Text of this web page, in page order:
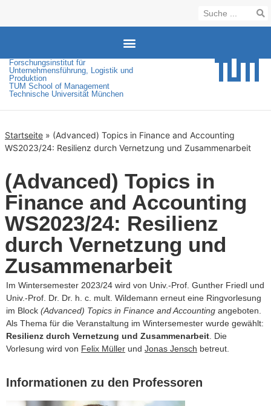
Forschungsinstitut für
Unternehmensführung, Logistik und
Produktion
TUM School of Management
Technische Universität München
Startseite » (Advanced) Topics in Finance and Accounting
WS2023/24: Resilienz durch Vernetzung und Zusammenarbeit
(Advanced) Topics in
Finance and Accounting
WS2023/24: Resilienz
durch Vernetzung und
Zusammenarbeit
Im Wintersemester 2023/24 wird von Univ.-Prof. Gunther Friedl und
Univ.-Prof. Dr. Dr. h. c. mult. Wildemann erneut eine Ringvorlesung
im Block (Advanced) Topics in Finance and Accounting angeboten.
Als Thema für die Veranstaltung im Wintersemester wurde gewählt:
Resilienz durch Vernetzung und Zusammenarbeit. Die
Vorlesung wird von Felix Müller und Jonas Jensch betreut.
Informationen zu den Professoren